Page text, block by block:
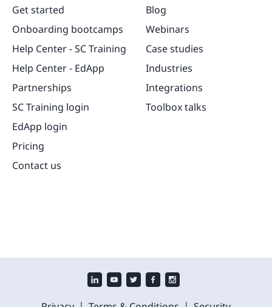
Get started
Onboarding bootcamps
Help Center - SC Training
Help Center - EdApp
Partnerships
SC Training login
EdApp login
Pricing
Contact us
Blog
Webinars
Case studies
Industries
Integrations
Toolbox talks